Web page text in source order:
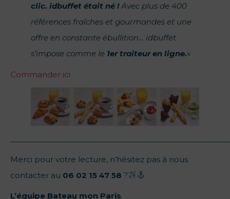
clic. idbuffet était né !Avec plus de 400
références fraîches et gourmandes et une
offre en constante ébullition… idbuffet
s’impose comme le 1er traiteur en ligne.«
Commander ici
Merci pour votre lecture, n’hésitez pas à nous
contacter au 06 02 15 47 58 ?‍
L’équipe Bateau mon Paris